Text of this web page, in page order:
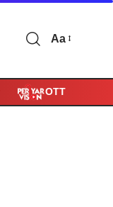
Aa
OTT